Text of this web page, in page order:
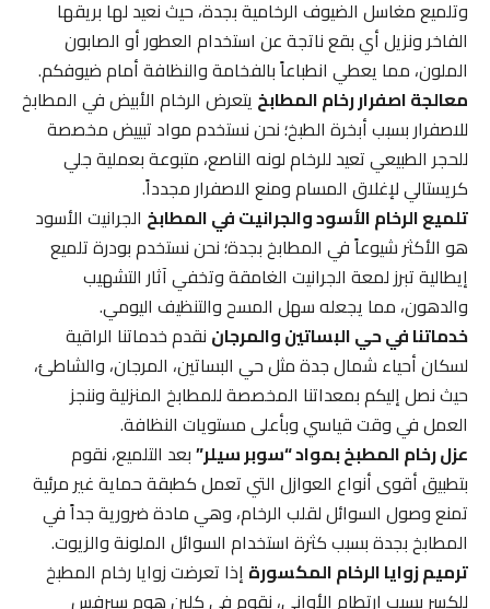
وتلميع مغاسل الضيوف الرخامية بجدة، حيث نعيد لها بريقها
الفاخر ونزيل أي بقع ناتجة عن استخدام العطور أو الصابون
الملون، مما يعطي انطباعاً بالفخامة والنظافة أمام ضيوفكم.
معالجة اصفرار رخام المطابخيتعرض الرخام الأبيض في المطابخ
للاصفرار بسبب أبخرة الطبخ؛ نحن نستخدم مواد تبييض مخصصة
للحجر الطبيعي تعيد للرخام لونه الناصع، متبوعة بعملية جلي
كريستالي لإغلاق المسام ومنع الاصفرار مجدداً.
تلميع الرخام الأسود والجرانيت في المطابخالجرانيت الأسود
هو الأكثر شيوعاً في المطابخ بجدة؛ نحن نستخدم بودرة تلميع
إيطالية تبرز لمعة الجرانيت الغامقة وتخفي آثار التشهيب
والدهون، مما يجعله سهل المسح والتنظيف اليومي.
خدماتنا في حي البساتين والمرجاننقدم خدماتنا الراقية
لسكان أحياء شمال جدة مثل حي البساتين، المرجان، والشاطئ،
حيث نصل إليكم بمعداتنا المخصصة للمطابخ المنزلية وننجز
العمل في وقت قياسي وبأعلى مستويات النظافة.
عزل رخام المطبخ بمواد “سوبر سيلر”بعد التلميع، نقوم
بتطبيق أقوى أنواع العوازل التي تعمل كطبقة حماية غير مرئية
تمنع وصول السوائل لقلب الرخام، وهي مادة ضرورية جداً في
المطابخ بجدة بسبب كثرة استخدام السوائل الملونة والزيوت.
ترميم زوايا الرخام المكسورةإذا تعرضت زوايا رخام المطبخ
للكسر بسبب ارتطام الأواني، نقوم في كلين هوم سيرفس